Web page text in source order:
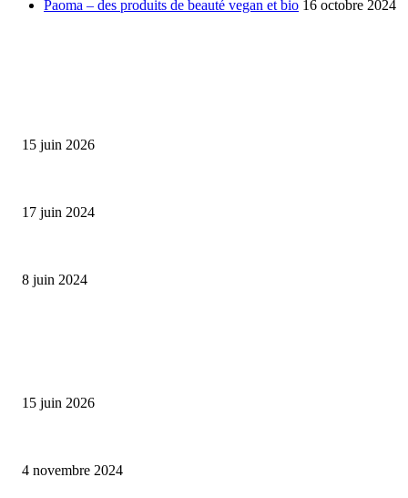
Paoma – des produits de beauté vegan et bio 16 octobre 2024
15 juin 2026
17 juin 2024
8 juin 2024
15 juin 2026
4 novembre 2024